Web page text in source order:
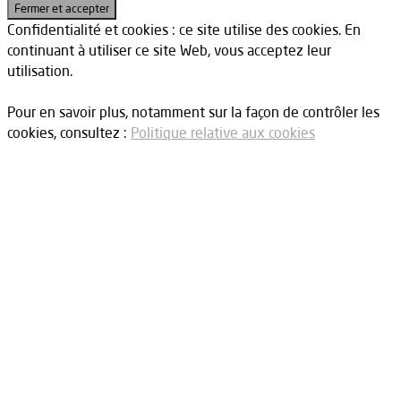
Confidentialité et cookies : ce site utilise des cookies. En
continuant à utiliser ce site Web, vous acceptez leur
utilisation.
Pour en savoir plus, notamment sur la façon de contrôler les
cookies, consultez : Politique relative aux cookies